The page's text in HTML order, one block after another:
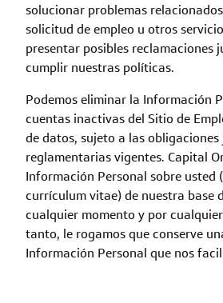
solucionar problemas
solicitud de empleo u otros
presentar posibles reclamaciones
cumplir nuestras políticas.
Podemos eliminar la Información
cuentas inactivas del Sitio de
de datos, sujeto a las
reglamentarias vigentes. Capital
Información Personal sobre usted
currículum vitae) de nuestra base
cualquier momento y por
tanto, le rogamos que conserve
Información Personal que nos